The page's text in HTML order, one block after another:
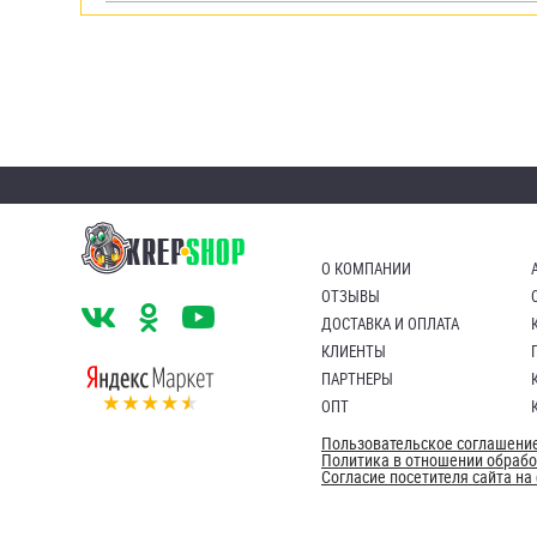
Стопорные кольца
Такелаж
Шайбы
Шпильки
О КОМПАНИИ
ОТЗЫВЫ
ДОСТАВКА И ОПЛАТА
КЛИЕНТЫ
ПАРТНЕРЫ
ОПТ
Пользовательское
Политика в отношении
Согласие посетителя сайта